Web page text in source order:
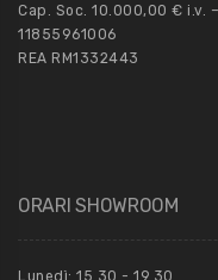
Cap. Soc. 10.000,00 € i.v.
11855961006
REA RM1332443
ORARI SHOWROOM
Lunedì: 15.30 - 19.30